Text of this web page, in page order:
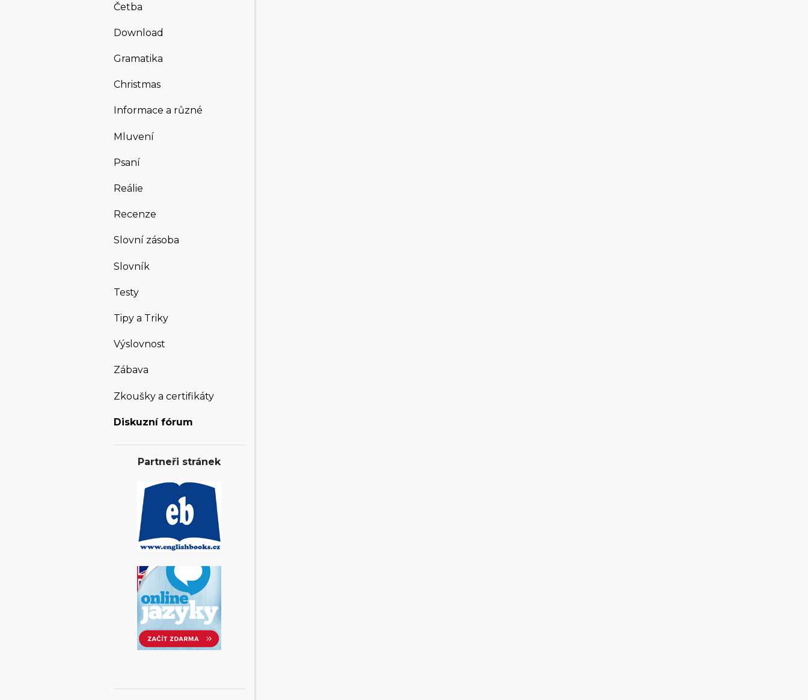
Četba
Download
Gramatika
Christmas
Informace a různé
Mluvení
Psaní
Reálie
Recenze
Slovní zásoba
Slovník
Testy
Tipy a Triky
Výslovnost
Zábava
Zkoušky a certifikáty
Diskuzní fórum
Partneři stránek